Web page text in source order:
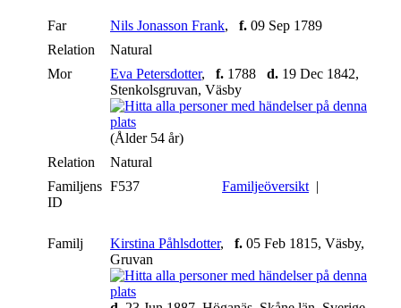
Far Nils Jonasson Frank, f. 09 Sep 1789
Relation
Natural
Mor
Eva Petersdotter, f. 1788 d. 19 Dec 1842,
Stenkolsgruvan, Väsby
(Ålder 54 år)
Relation
Natural
Familjens
ID
F537 Familjeöversikt |
Familj Kirstina Påhlsdotter, f. 05 Feb 1815, Väsby,
Gruvan